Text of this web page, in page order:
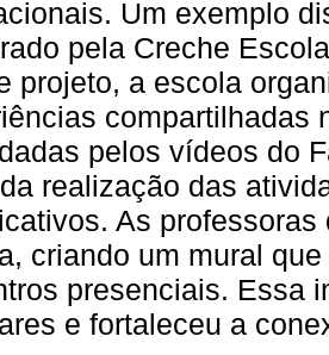
Um exemplo
pela Creche
projeto, a escola
compartilhadas
pelos vídeos do
realização das
As
criando um mural
presenciais. Essa
e fortaleceu a